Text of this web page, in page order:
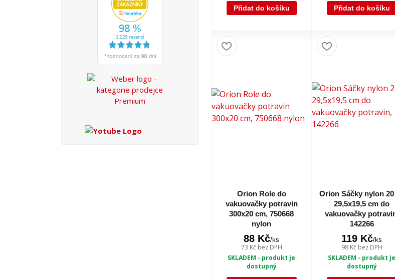
Přidat do košíku Přidat do košíku
Orion Role do
vakuovačky potravin
300x20 cm, 750668
nylon
88 Kč/ks
73 Kč bez DPH
SKLADEM - produkt je
dostupný
Orion Sáčky nylon
29,5x19,5 cm do
vakuovačky
142266
119 Kč/ks
98 Kč bez DPH
SKLADEM - produkt je
dostupný